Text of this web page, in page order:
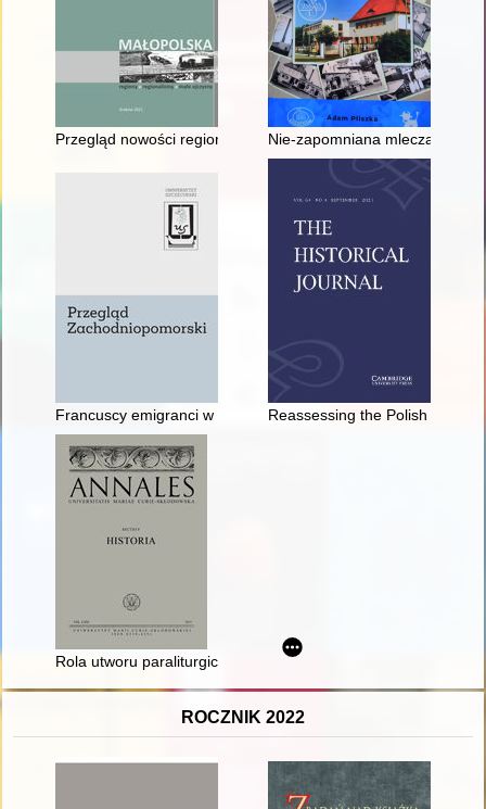
Przegląd nowości regionalnych Czytelni Zbiorów o Krakowie i
Nie-zapomniana mleczarnia :
Francuscy emigranci w pruskiej kolonii Wymysłów w latach
Reassessing the Polish
Rola utworu paraliturgicznego "Krestnaja piesń" w
ROCZNIK 2022